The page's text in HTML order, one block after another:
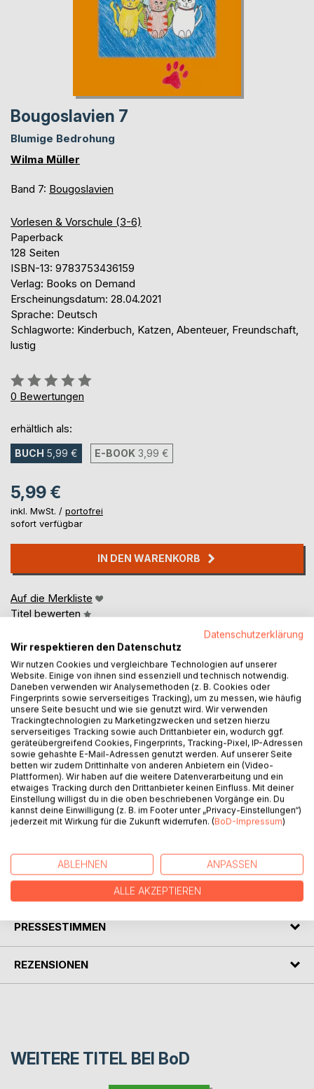
Bougoslavien 7
Blumige Bedrohung
Wilma Müller
Band 7: Bougoslavien
Vorlesen & Vorschule (3-6)
Paperback
128 Seiten
ISBN-13: 9783753436159
Verlag: Books on Demand
Erscheinungsdatum: 28.04.2021
Sprache: Deutsch
Schlagworte: Kinderbuch, Katzen, Abenteuer, Freundschaft,
lustig
Bewertung::
0%
0 Bewertungen
erhältlich als:
BUCH 5,99 € E-BOOK 3,99 €
5,99 €
inkl. MwSt. / portofrei
sofort verfügbar
IN DEN WARENKORB
Auf die Merkliste
Titel bewerten
BESCHREIBUNG
Wir waren uns ganz sicher. Eine böse Blume war in
Bougoslavien aufgetaucht und hatte unseren
Klassenkameraden infiziert. Aber keiner wollte uns glauben!
Und dann stand ja auch noch der Ausflug in die
Menschenwelt vor der Tür. Den durften wir auf keinen Fall
PRESSESTIMMEN
REZENSIONEN
WEITERE TITEL BEI BoD
Datenschutzerklärung
Wir respektieren den Datenschutz
Wir nutzen Cookies und vergleichbare Technologien auf unserer
Website. Einige von ihnen sind essenziell und technisch notwendig.
Daneben verwenden wir Analysemethoden (z. B. Cookies oder
Fingerprints sowie serverseitiges Tracking), um zu messen, wie häufig
unsere Seite besucht und wie sie genutzt wird. Wir verwenden
Trackingtechnologien zu Marketingzwecken und setzen hierzu
serverseitiges Tracking sowie auch Drittanbieter ein, wodurch ggf.
geräteübergreifend Cookies, Fingerprints, Tracking-Pixel, IP-Adressen
sowie gehashte E-Mail-Adressen genutzt werden. Auf unserer Seite
betten wir zudem Drittinhalte von anderen Anbietern ein (Video-
Plattformen). Wir haben auf die weitere Datenverarbeitung und ein
etwaiges Tracking durch den Drittanbieter keinen Einfluss. Mit deiner
Einstellung willigst du in die oben beschriebenen Vorgänge ein. Du
kannst deine Einwilligung (z. B. im Footer unter „Privacy-Einstellungen“)
jederzeit mit Wirkung für die Zukunft widerrufen. (BoD-Impressum)
ABLEHNEN ANPASSEN
ALLE AKZEPTIEREN